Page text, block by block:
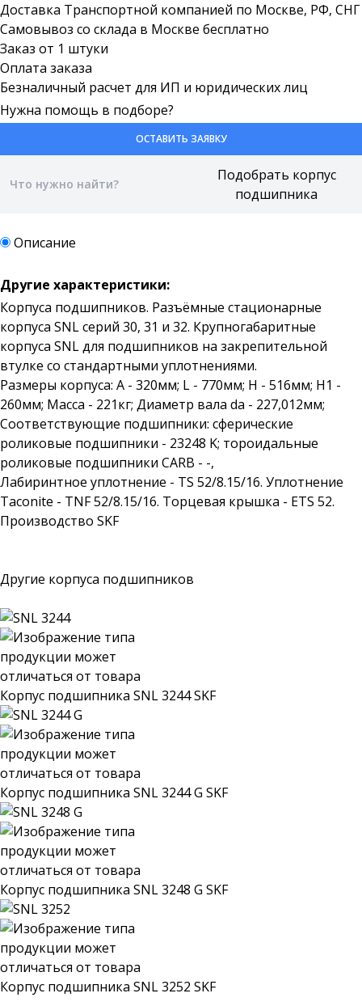
Доставка Транспортной компанией по Москве, РФ, СНГ
Самовывоз со склада в Москве бесплатно
Заказ от 1 штуки
Оплата заказа
Безналичный расчет для ИП и юридических лиц
Нужна помощь в подборе?
ОСТАВИТЬ ЗАЯВКУ
Описание
Другие характеристики:
Корпуса подшипников. Разъёмные стационарные
корпуса SNL серий 30, 31 и 32. Крупногабаритные
корпуса SNL для подшипников на закрепительной
втулке со стандартными уплотнениями.
Размеры корпуса: A - 320мм; L - 770мм; H - 516мм; H1 -
260мм; Масса - 221кг; Диаметр вала da - 227,012мм;
Соответствующие подшипники: сферические
роликовые подшипники - 23248 K; тороидальные
роликовые подшипники CARB - -,
Лабиринтное уплотнение - TS 52/8.15/16. Уплотнение
Taconite - TNF 52/8.15/16. Торцевая крышка - ETS 52.
Производство SKF
Другие корпуса подшипников
Корпус подшипника SNL 3244 SKF
Корпус подшипника SNL 3244 G SKF
Корпус подшипника SNL 3248 G SKF
Корпус подшипника SNL 3252 SKF